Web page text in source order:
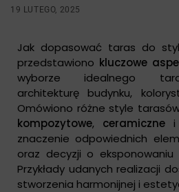
19 LUTEGO, 2025
Jak dopasować taras do
przedstawiono kluczowe
wyborze idealnego
architekturę budynku,
Omówiono różne style
kompozytowe, ceramiczne i
znaczenie odpowiednich
oraz decyzji o eksponowaniu
Przykłady udanych realizacji
stworzenia harmonijnej i